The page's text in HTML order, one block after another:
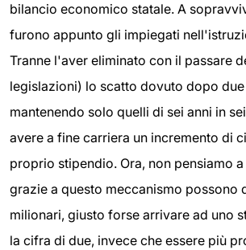
bilancio economico statale. A
furono appunto gli impiegati
Tranne l'aver eliminato con il passare
legislazioni) lo scatto dovuto dopo
mantenendo solo quelli di sei anni in
avere a fine carriera un incremento di
proprio stipendio. Ora, non pensiamo
grazie a questo meccanismo possono
milionari, giusto forse arrivare ad uno
la cifra di due, invece che essere più